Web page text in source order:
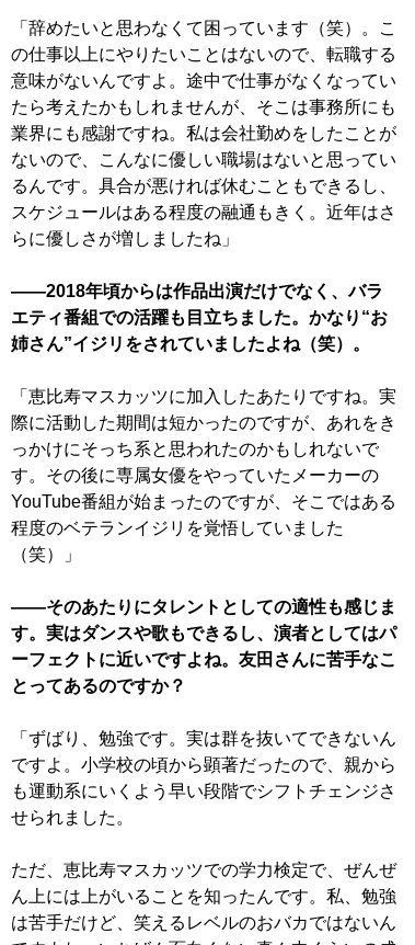
「辞めたいと思わなくて困っています（笑）。こ
の仕事以上にやりたいことはないので、転職する
意味がないんですよ。途中で仕事がなくなってい
たら考えたかもしれませんが、そこは事務所にも
業界にも感謝ですね。私は会社勤めをしたことが
ないので、こんなに優しい職場はないと思ってい
るんです。具合が悪ければ休むこともできるし、
スケジュールはある程度の融通もきく。近年はさ
らに優しさが増しましたね」
――2018年頃からは作品出演だけでなく、バラ
エティ番組での活躍も目立ちました。かなり“お
姉さん”イジリをされていましたよね（笑）。
「恵比寿マスカッツに加入したあたりですね。実
際に活動した期間は短かったのですが、あれをき
っかけにそっち系と思われたのかもしれないで
す。その後に専属女優をやっていたメーカーの
YouTube番組が始まったのですが、そこではある
程度のベテランイジリを覚悟していました
（笑）」
――そのあたりにタレントとしての適性も感じま
す。実はダンスや歌もできるし、演者としてはパ
ーフェクトに近いですよね。友田さんに苦手なこ
とってあるのですか？
「ずばり、勉強です。実は群を抜いてできないん
ですよ。小学校の頃から顕著だったので、親から
も運動系にいくよう早い段階でシフトチェンジさ
せられました。
ただ、恵比寿マスカッツでの学力検定で、ぜんぜ
ん上には上がいることを知ったんです。私、勉強
は苦手だけど、笑えるレベルのおバカではないん